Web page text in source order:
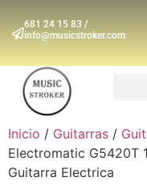
681 24 15 83 /
info@musicstroker.com
Inicio / Guitarras /
Electromatic G5420T
Guitarra Electrica